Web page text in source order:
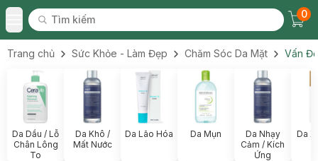
Toggle Menu
Tìm kiếm
Tìm kiếm
0
Trang chủ Sức Khỏe - Làm Đẹp Chăm Sóc Da Mặt Vấn
Da Dầu / Lỗ
Chân Lông
To
Da Khô /
Mất Nước
Da Lão Hóa Da Mụn
Da Nhạy
Cảm / Kích
Ứng
Da